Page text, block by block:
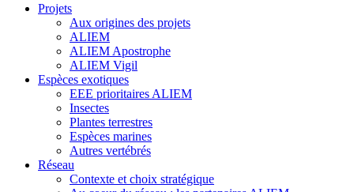
Projets
Aux origines des projets
ALIEM
ALIEM Apostrophe
ALIEM Vigil
Espèces exotiques
EEE prioritaires ALIEM
Insectes
Plantes terrestres
Espèces marines
Autres vertébrés
Réseau
Contexte et choix stratégique